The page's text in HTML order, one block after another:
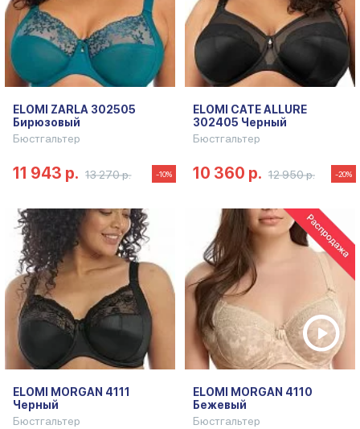
ELOMI ZARLA 302505
Бирюзовый
Бюстгальтер
11 943 р. 13 270 р. -10%
ELOMI CATE ALLURE
302405 Черный
Бюстгальтер
10 360 р. 12 950 р. -20%
ELOMI MORGAN 4111
Черный
Бюстгальтер
ELOMI MORGAN 4110
Бежевый
Бюстгальтер